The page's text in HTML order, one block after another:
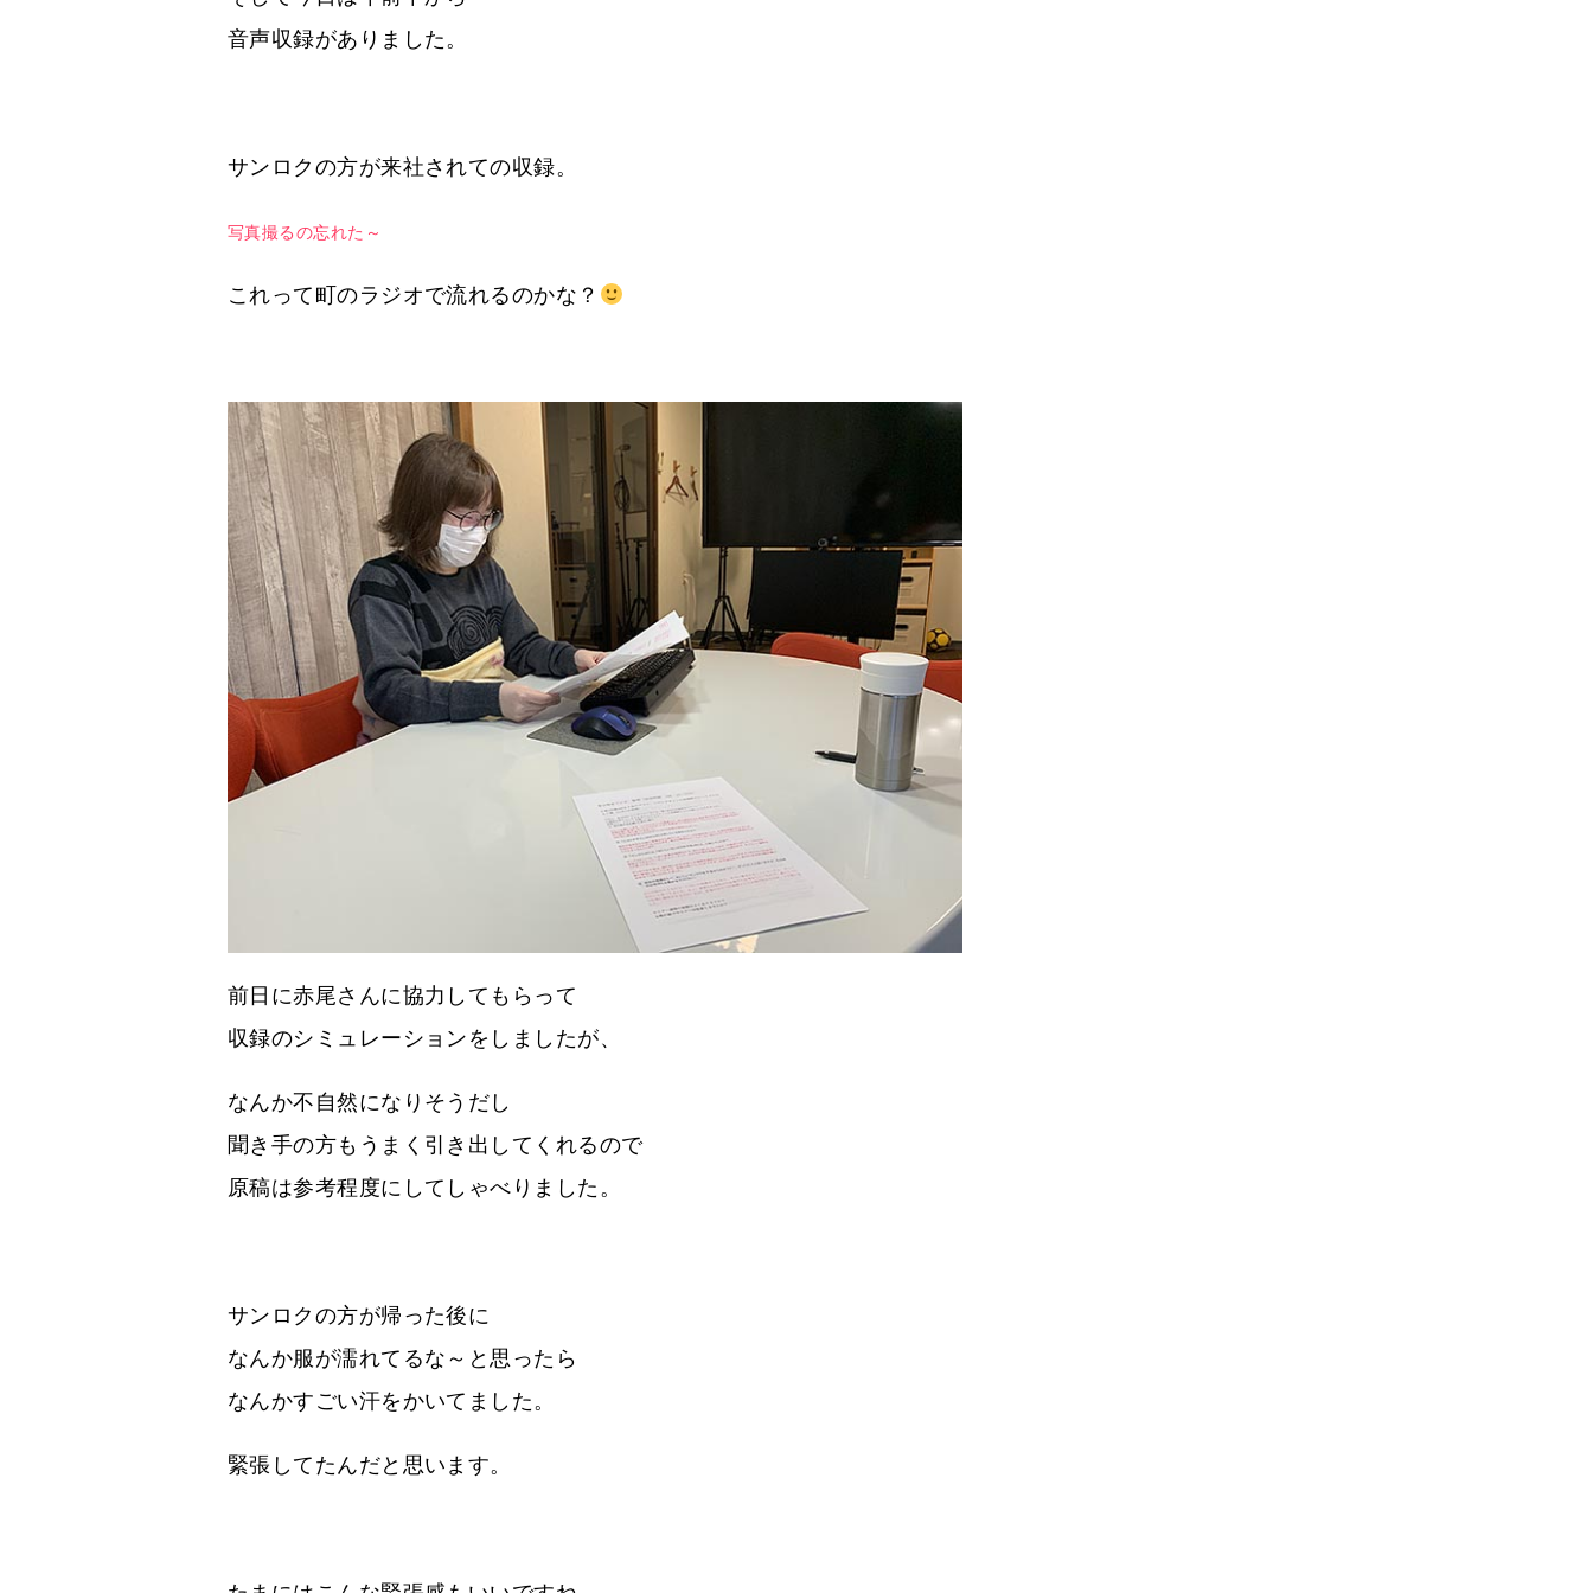
音声収録がありました。
サンロクの方が来社されての収録。
写真撮るの忘れた～
これって町のラジオで流れるのかな？
前日に赤尾さんに協力してもらって
収録のシミュレーションをしましたが、
なんか不自然になりそうだし
聞き手の方もうまく引き出してくれるので
原稿は参考程度にしてしゃべりました。
サンロクの方が帰った後に
なんか服が濡れてるな～と思ったら
なんかすごい汗をかいてました。
緊張してたんだと思います。